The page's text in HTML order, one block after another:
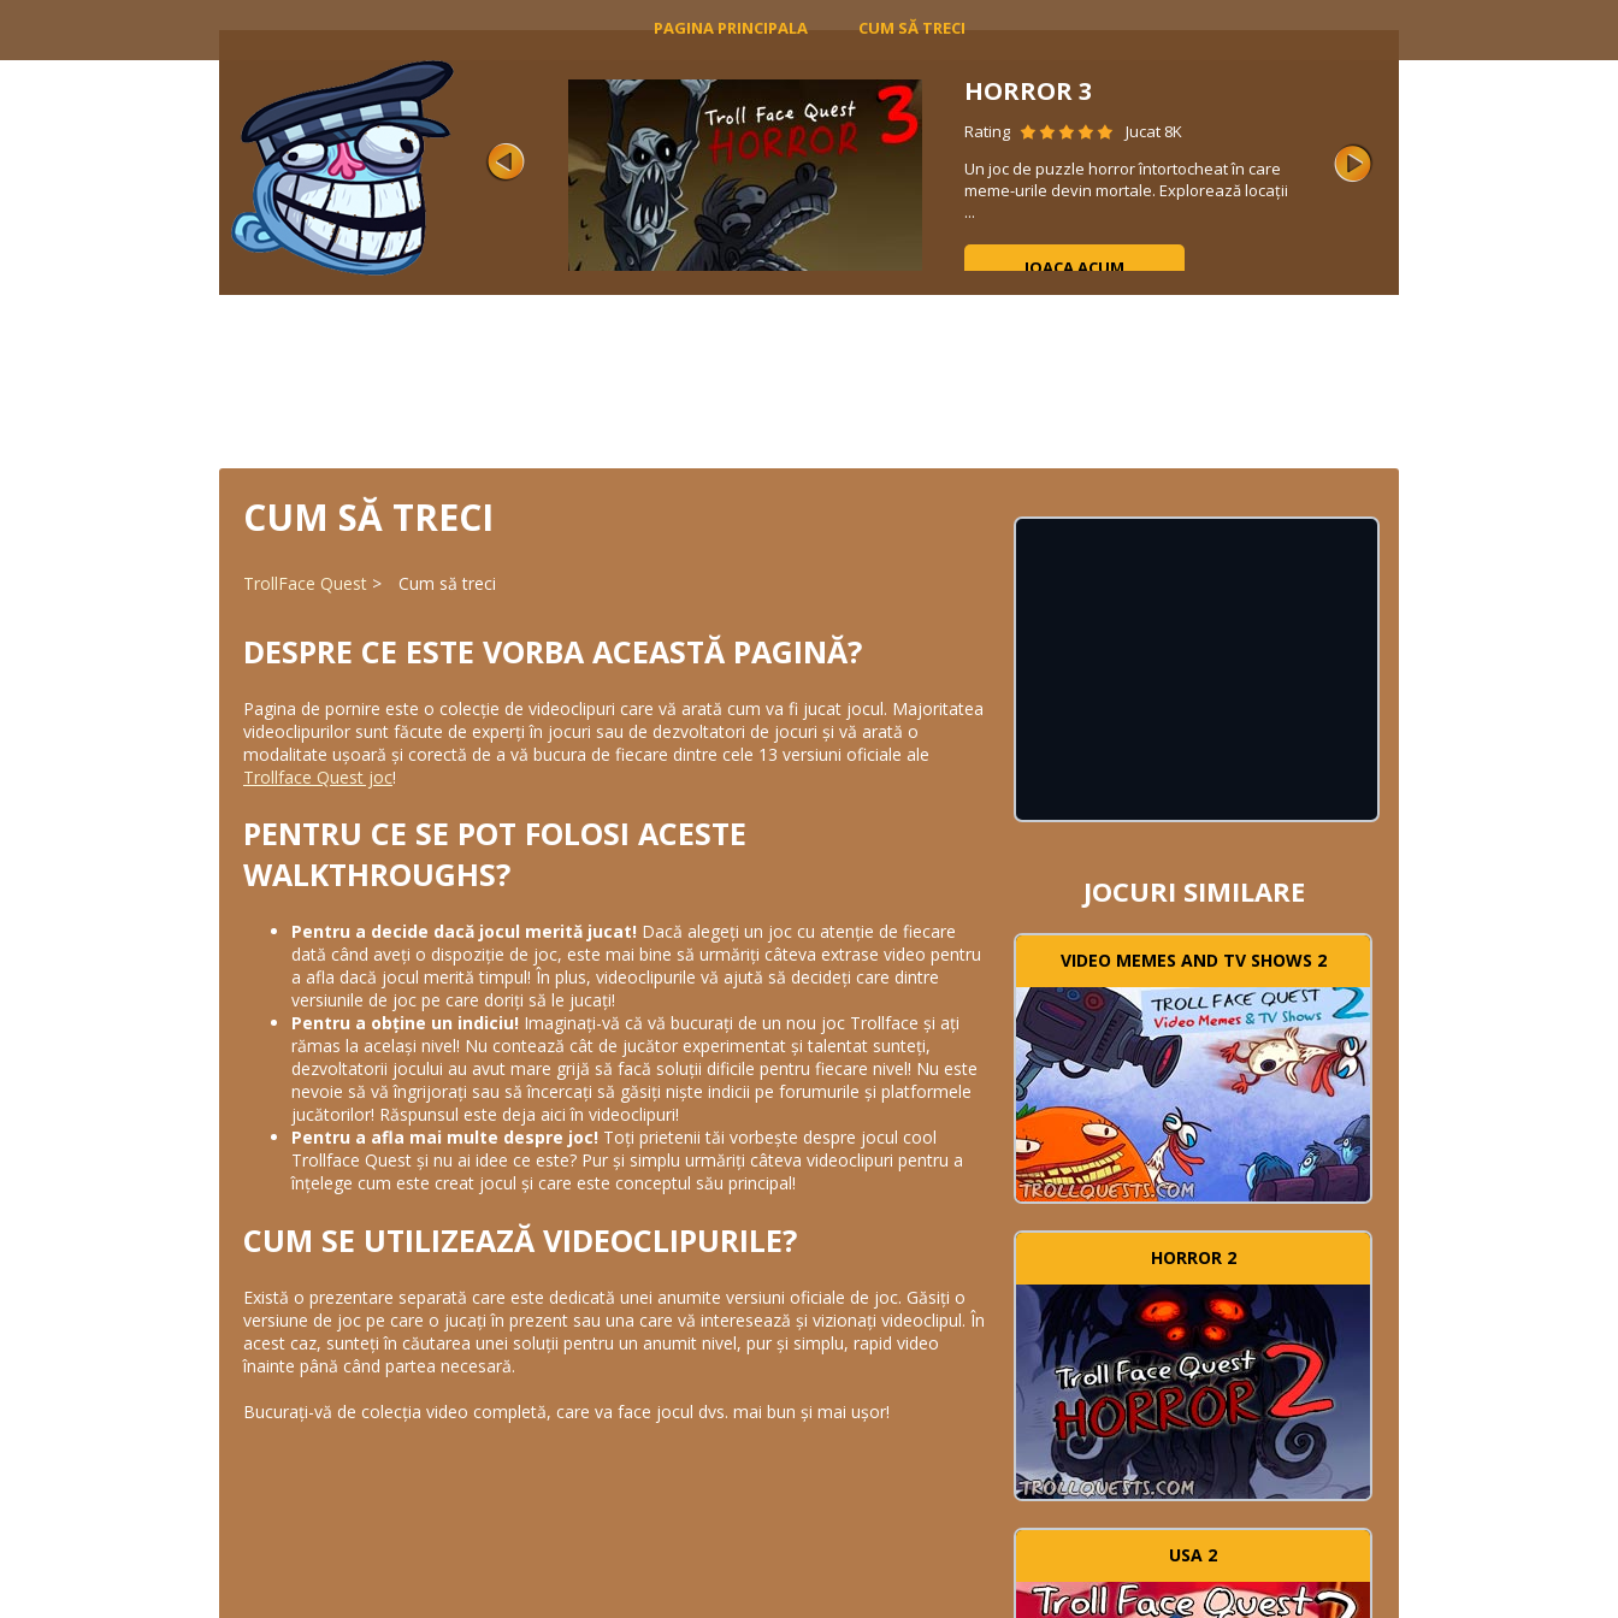
PAGINA PRINCIPALA CUM SĂ TRECI
HORROR
Rating
Jucat 8K
Filmele de groază provoacă frică și
entuziasm pentru mulți, dar nu în jocul
Horror cu ...
JOACA ACUM
HORROR 3
Rating
Jucat 8K
Un joc de puzzle horror întortocheat în care
meme-urile devin mortale. Explorează locații
...
JOACA ACUM
CUM SĂ TRECI
TrollFace Quest Cum să treci
DESPRE CE ESTE VORBA ACEASTĂ PAGINĂ?
Pagina de pornire este o colecție de videoclipuri care vă arată cum va fi jucat jocul. Majoritatea
videoclipurilor sunt făcute de experți în jocuri sau de dezvoltatori de jocuri și vă arată o
modalitate ușoară și corectă de a vă bucura de fiecare dintre cele 13 versiuni oficiale ale
Trollface Quest joc!
PENTRU CE SE POT FOLOSI ACESTE
WALKTHROUGHS?
Pentru a decide dacă jocul merită jucat! Dacă alegeți un joc cu atenție de fiecare
dată când aveți o dispoziție de joc, este mai bine să urmăriți câteva extrase video pentru
a afla dacă jocul merită timpul! În plus, videoclipurile vă ajută să decideți care dintre
versiunile de joc pe care doriți să le jucați!
Pentru a obține un indiciu! Imaginați-vă că vă bucurați de un nou joc Trollface și ați
rămas la același nivel! Nu contează cât de jucător experimentat și talentat sunteți,
dezvoltatorii jocului au avut mare grijă să facă soluții dificile pentru fiecare nivel! Nu este
nevoie să vă îngrijorați sau să încercați să găsiți niște indicii pe forumurile și platformele
jucătorilor! Răspunsul este deja aici în videoclipuri!
Pentru a afla mai multe despre joc! Toți prietenii tăi vorbește despre jocul cool
Trollface Quest și nu ai idee ce este? Pur și simplu urmăriți câteva videoclipuri pentru a
înțelege cum este creat jocul și care este conceptul său principal!
CUM SE UTILIZEAZĂ VIDEOCLIPURILE?
Există o prezentare separată care este dedicată unei anumite versiuni oficiale de joc. Găsiți o
versiune de joc pe care o jucați în prezent sau una care vă interesează și vizionați videoclipul. În
acest caz, sunteți în căutarea unei soluții pentru un anumit nivel, pur și simplu, rapid video
înainte până când partea necesară.
Bucurați-vă de colecția video completă, care va face jocul dvs. mai bun și mai ușor!
JOCURI SIMILARE
VIDEO MEMES AND TV SHOWS 2
HORROR 2
USA 2